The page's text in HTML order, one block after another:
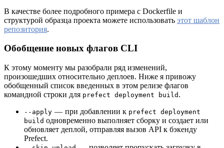
В качестве более подробного примера с Dockerfile и
структурой образца проекта можете использовать этот шаблон
репозитория.
Обобщение новых флагов CLI
К этому моменту мы разобрали ряд изменений,
произошедших относительно деплоев. Ниже я привожу
обобщенный список введенных в этом релизе флагов
командной строки для prefect deployment build .
--apply — при добавлении к prefect deployment
build одновременно выполняет сборку и создает или
обновляет деплой, отправляя вызов API к бэкенду
Prefect.